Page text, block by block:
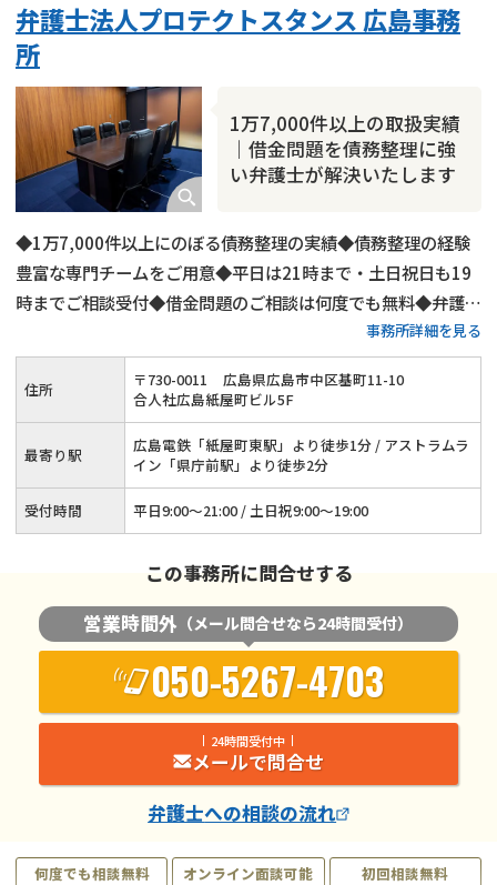
1万7,000件以上の取扱実績
｜借金問題を債務整理に強
い弁護士が解決いたします
弁護士法人プロテクトスタンス 広島事務
所
◆1万7,000件以上にのぼる債務整理の実績◆債務整理の経験
豊富な専門チームをご用意◆平日は21時まで・土日祝日も19
時までご相談受付◆借金問題のご相談は何度でも無料◆弁護士
費用の分割払い可◆広島電鉄「紙屋町東駅」から徒歩1分
事務所詳細を見る
何度でも相談無料 オンライン面談可能
初回相談無料
住所 〒730-0011
広島県広島市中区基町11-10
合人社広島紙屋町ビル5F
最寄り駅
広島電鉄「紙屋町東駅」より徒歩1分 / アストラムラ
イン「県庁前駅」より徒歩2分
受付時間 平日9:00～21:00 / 土日祝9:00～19:00
この事務所に問合せする
営業時間外 （メール問合せなら24時間受付）
050-5267-4703
24時間受付中
メールで問合せ
弁護士への相談の流れ